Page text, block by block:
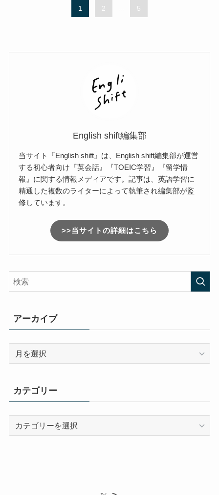
1 2 ... 5
English shift編集部
当サイト『English shift』は、English shift編集部が運営
する初心者向け『英会話』『TOEIC学習』『留学情
報』に関する情報メディアです。記事は、英語学習に
精通した複数のライターによって執筆され編集部が監
修しています。
>>当サイトの詳細はこちら
アーカイブ
ブ
カテゴリー